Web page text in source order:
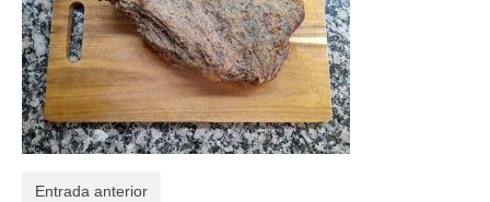
El Libro de 200 MOMENTOS FELICES!!!
Contacto
Entrada anterior